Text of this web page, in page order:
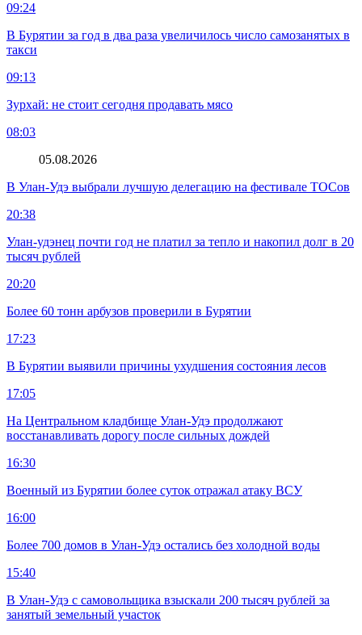
09:24
В Бурятии за год в два раза увеличилось число самозанятых в
такси
09:13
Зурхай: не стоит сегодня продавать мясо
08:03
05.08.2026
В Улан-Удэ выбрали лучшую делегацию на фестивале ТОСов
20:38
Улан-удэнец почти год не платил за тепло и накопил долг в 20
тысяч рублей
20:20
Более 60 тонн арбузов проверили в Бурятии
17:23
В Бурятии выявили причины ухудшения состояния лесов
17:05
На Центральном кладбище Улан-Удэ продолжают
восстанавливать дорогу после сильных дождей
16:30
Военный из Бурятии более суток отражал атаку ВСУ
16:00
Более 700 домов в Улан-Удэ остались без холодной воды
15:40
В Улан-Удэ с самовольщика взыскали 200 тысяч рублей за
занятый земельный участок